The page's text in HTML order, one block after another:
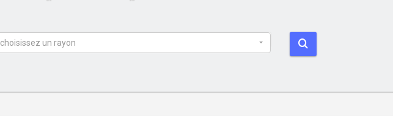
choisissez un rayon